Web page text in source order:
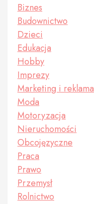
Biznes
Budownictwo
Dzieci
Edukacja
Hobby
Imprezy
Marketing i reklama
Moda
Motoryzacja
Nieruchomości
Obcojęzyczne
Praca
Prawo
Przemysł
Rolnictwo